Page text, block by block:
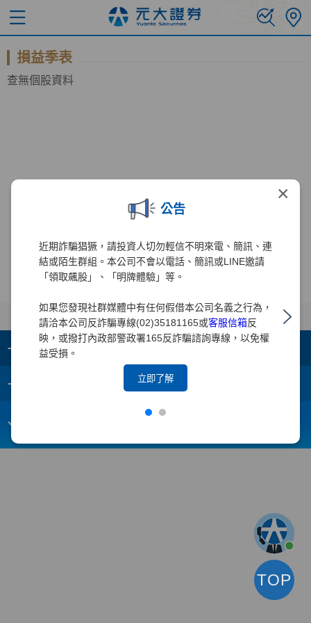
×
公告
近期詐騙猖獗，請投資人切勿輕信不明來電、簡訊、連
結或陌生群組。本公司不會以電話、簡訊或LINE邀請
「領取飆股」、「明牌體驗」等。
如果您發現社群媒體中有任何假借本公司名義之行為，
請洽本公司反詐騙專線(02)35181165或客服信箱反
映，或撥打內政部警政署165反詐騙諮詢專線，以免權
益受損。
立即了解
損益季表
查無個股資料
+ 集團成員
+
webmaster@yuanta.com
TOP